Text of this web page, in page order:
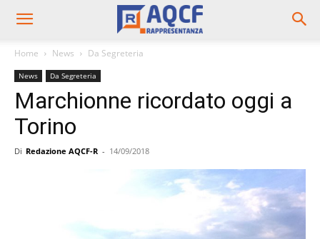
Home News Da Segreteria
News Da Segreteria
Marchionne ricordato oggi a
Torino
Di Redazione AQCF-R - 14/09/2018